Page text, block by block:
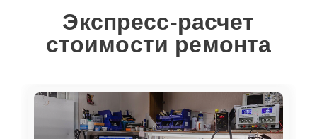
Экспресс-расчет
стоимости ремонта